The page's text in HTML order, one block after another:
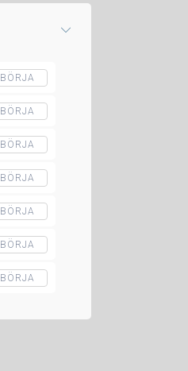
BÖRJA
BÖRJA
BÖRJA
BÖRJA
BÖRJA
BÖRJA
BÖRJA